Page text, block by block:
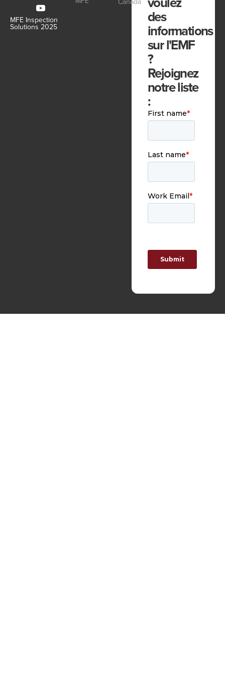
MFE Inspection
Solutions 2025
des
informations
sur l'EMF
?
Rejoignez
notre liste
: